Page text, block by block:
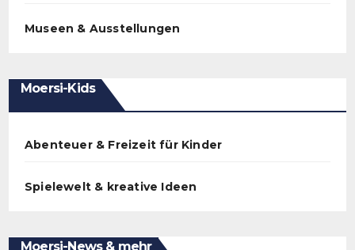
Museen & Ausstellungen
Moersi-Kids
Abenteuer & Freizeit für Kinder
Spielewelt & kreative Ideen
Moersi-News & mehr